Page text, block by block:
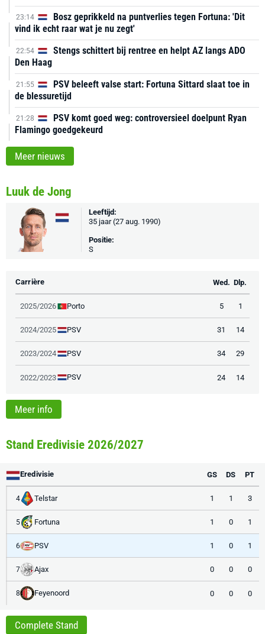
23:14
Bosz geprikkeld na puntverlies tegen Fortuna: 'Dit
vind ik echt raar wat je nu zegt'
22:54
Stengs schittert bij rentree en helpt AZ langs ADO
Den Haag
21:55
PSV beleeft valse start: Fortuna Sittard slaat toe in
de blessuretijd
21:28
PSV komt goed weg: controversieel doelpunt Ryan
Flamingo goedgekeurd
Meer nieuws
Luuk de Jong
Leeftijd:
35 jaar (27 aug. 1990)
Positie:
S
Carrière Wed. Dlp.
2025/2026 Porto 5 1
2024/2025 PSV 31 14
2023/2024 PSV 34 29
2022/2023 PSV 24 14
Meer info
Stand Eredivisie 2026/2027
Eredivisie GS DS PT
4 Telstar 1 1 3
5 Fortuna 1 0 1
6 PSV 1 0 1
7 Ajax 0 0 0
8 Feyenoord 0 0 0
Complete Stand